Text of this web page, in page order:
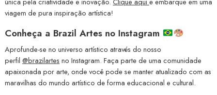
viagem de pura inspiração artística!
Conheça a Brazil Artes no Instagram
Aprofunde-se no universo artístico através do nosso
perfil @brazilartes no Instagram. Faça parte de uma comunidade
apaixonada por arte, onde você pode se manter atualizado com as
maravilhas do mundo artístico de forma educacional e cultural.